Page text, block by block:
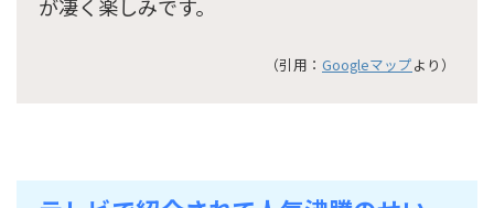
が凄く楽しみです。
（引用： Googleマップより）